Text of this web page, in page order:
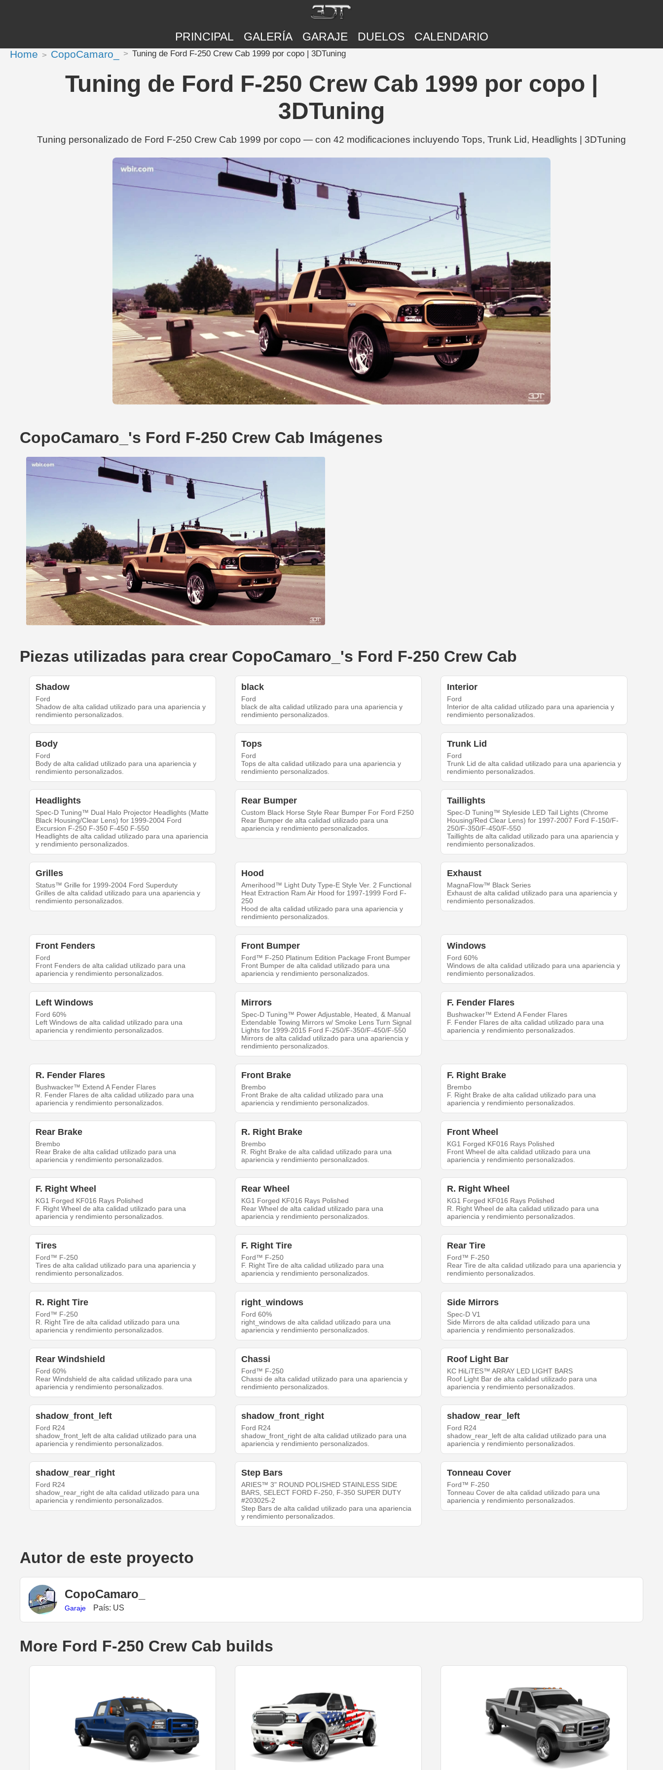
PRINCIPAL GALERÍA GARAJE DUELOS CALENDARIO
Home CopoCamaro_ Tuning de Ford F-250 Crew Cab 1999 por copo | 3DTuning
Tuning de Ford F-250 Crew Cab 1999 por copo |
3DTuning
Tuning personalizado de Ford F-250 Crew Cab 1999 por copo — con 42 modificaciones incluyendo Tops, Trunk Lid, Headlights | 3DTuning
CopoCamaro_'s Ford F-250 Crew Cab Imágenes
Piezas utilizadas para crear CopoCamaro_'s Ford F-250 Crew Cab
Shadow
Ford
Shadow de alta calidad utilizado para una apariencia y
rendimiento personalizados.
black
Ford
black de alta calidad utilizado para una apariencia y
rendimiento personalizados.
Interior
Ford
Interior de alta calidad utilizado para una apariencia y
rendimiento personalizados.
Body
Ford
Body de alta calidad utilizado para una apariencia y
rendimiento personalizados.
Tops
Ford
Tops de alta calidad utilizado para una apariencia y
rendimiento personalizados.
Trunk Lid
Ford
Trunk Lid de alta calidad utilizado para una apariencia y
rendimiento personalizados.
Headlights
Spec-D Tuning™ Dual Halo Projector Headlights (Matte
Black Housing/Clear Lens) for 1999-2004 Ford
Excursion F-250 F-350 F-450 F-550
Headlights de alta calidad utilizado para una apariencia
y rendimiento personalizados.
Rear Bumper
Custom Black Horse Style Rear Bumper For Ford F250
Rear Bumper de alta calidad utilizado para una
apariencia y rendimiento personalizados.
Taillights
Spec-D Tuning™ Styleside LED Tail Lights (Chrome
Housing/Red Clear Lens) for 1997-2007 Ford F-150/F-
250/F-350/F-450/F-550
Taillights de alta calidad utilizado para una apariencia y
rendimiento personalizados.
Grilles
Status™ Grille for 1999-2004 Ford Superduty
Grilles de alta calidad utilizado para una apariencia y
rendimiento personalizados.
Hood
Amerihood™ Light Duty Type-E Style Ver. 2 Functional
Heat Extraction Ram Air Hood for 1997-1999 Ford F-
250
Hood de alta calidad utilizado para una apariencia y
rendimiento personalizados.
Exhaust
MagnaFlow™ Black Series
Exhaust de alta calidad utilizado para una apariencia y
rendimiento personalizados.
Front Fenders
Ford
Front Fenders de alta calidad utilizado para una
apariencia y rendimiento personalizados.
Front Bumper
Ford™ F-250 Platinum Edition Package Front Bumper
Front Bumper de alta calidad utilizado para una
apariencia y rendimiento personalizados.
Windows
Ford 60%
Windows de alta calidad utilizado para una apariencia y
rendimiento personalizados.
Left Windows
Ford 60%
Left Windows de alta calidad utilizado para una
apariencia y rendimiento personalizados.
Mirrors
Spec-D Tuning™ Power Adjustable, Heated, & Manual
Extendable Towing Mirrors w/ Smoke Lens Turn Signal
Lights for 1999-2015 Ford F-250/F-350/F-450/F-550
Mirrors de alta calidad utilizado para una apariencia y
rendimiento personalizados.
F. Fender Flares
Bushwacker™ Extend A Fender Flares
F. Fender Flares de alta calidad utilizado para una
apariencia y rendimiento personalizados.
R. Fender Flares
Bushwacker™ Extend A Fender Flares
R. Fender Flares de alta calidad utilizado para una
apariencia y rendimiento personalizados.
Front Brake
Brembo
Front Brake de alta calidad utilizado para una
apariencia y rendimiento personalizados.
F. Right Brake
Brembo
F. Right Brake de alta calidad utilizado para una
apariencia y rendimiento personalizados.
Rear Brake
Brembo
Rear Brake de alta calidad utilizado para una
apariencia y rendimiento personalizados.
R. Right Brake
Brembo
R. Right Brake de alta calidad utilizado para una
apariencia y rendimiento personalizados.
Front Wheel
KG1 Forged KF016 Rays Polished
Front Wheel de alta calidad utilizado para una
apariencia y rendimiento personalizados.
F. Right Wheel
KG1 Forged KF016 Rays Polished
F. Right Wheel de alta calidad utilizado para una
apariencia y rendimiento personalizados.
Rear Wheel
KG1 Forged KF016 Rays Polished
Rear Wheel de alta calidad utilizado para una
apariencia y rendimiento personalizados.
R. Right Wheel
KG1 Forged KF016 Rays Polished
R. Right Wheel de alta calidad utilizado para una
apariencia y rendimiento personalizados.
Tires
Ford™ F-250
Tires de alta calidad utilizado para una apariencia y
rendimiento personalizados.
F. Right Tire
Ford™ F-250
F. Right Tire de alta calidad utilizado para una
apariencia y rendimiento personalizados.
Rear Tire
Ford™ F-250
Rear Tire de alta calidad utilizado para una apariencia y
rendimiento personalizados.
R. Right Tire
Ford™ F-250
R. Right Tire de alta calidad utilizado para una
apariencia y rendimiento personalizados.
right_windows
Ford 60%
right_windows de alta calidad utilizado para una
apariencia y rendimiento personalizados.
Side Mirrors
Spec-D V1
Side Mirrors de alta calidad utilizado para una
apariencia y rendimiento personalizados.
Rear Windshield
Ford 60%
Rear Windshield de alta calidad utilizado para una
apariencia y rendimiento personalizados.
Chassi
Ford™ F-250
Chassi de alta calidad utilizado para una apariencia y
rendimiento personalizados.
Roof Light Bar
KC HiLiTES™ ARRAY LED LIGHT BARS
Roof Light Bar de alta calidad utilizado para una
apariencia y rendimiento personalizados.
shadow_front_left
Ford R24
shadow_front_left de alta calidad utilizado para una
apariencia y rendimiento personalizados.
shadow_front_right
Ford R24
shadow_front_right de alta calidad utilizado para una
apariencia y rendimiento personalizados.
shadow_rear_left
Ford R24
shadow_rear_left de alta calidad utilizado para una
apariencia y rendimiento personalizados.
shadow_rear_right
Ford R24
shadow_rear_right de alta calidad utilizado para una
apariencia y rendimiento personalizados.
Step Bars
ARIES™ 3" ROUND POLISHED STAINLESS SIDE
BARS, SELECT FORD F-250, F-350 SUPER DUTY
#203025-2
Step Bars de alta calidad utilizado para una apariencia
y rendimiento personalizados.
Tonneau Cover
Ford™ F-250
Tonneau Cover de alta calidad utilizado para una
apariencia y rendimiento personalizados.
Autor de este proyecto
CopoCamaro_
Garaje País: US
More Ford F-250 Crew Cab builds